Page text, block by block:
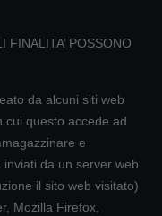
FINALITA’ POSSONO
da alcuni siti web
cui questo accede ad
e
da un server web
il sito web visitato)
Mozilla Firefox,